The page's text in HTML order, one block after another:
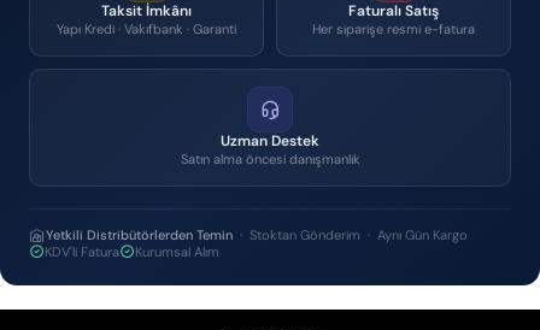
Taksit İmkânı
Yapı Kredi · Vakıfbank · Garanti
Faturalı Satış
Her siparişe resmi e-fatura
Uzman Destek
Satın alma öncesi danışmanlık
Yetkili Distribütörlerden Temin · Stoktan Gönderim · Aynı Gün Kargo
KDV'li Fatura
Kurumsal Alım